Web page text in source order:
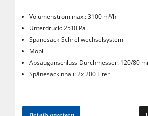
Volumenstrom max.: 3100 m³/h
Unterdruck: 2510 Pa
Spänesack-Schnellwechselsystem
Mobil
Absauganschluss-Durchmesser: 120/80
Spänesackinhalt: 2x 200 Liter
Details anzeigen